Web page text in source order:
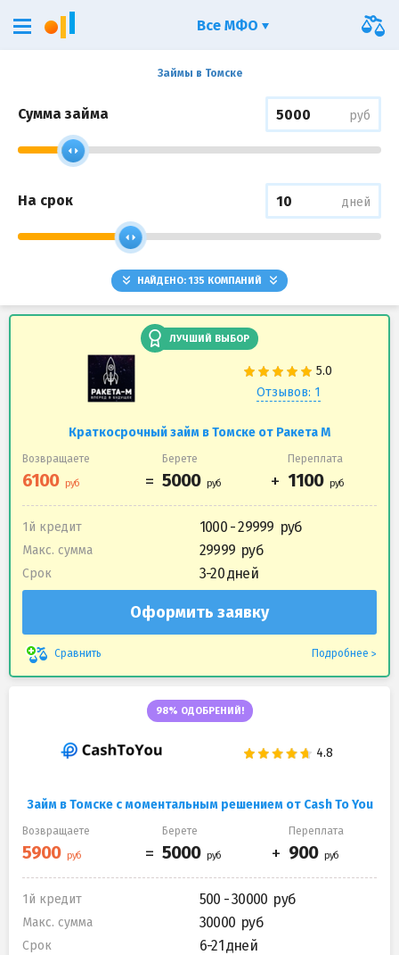
Займы в Томске
Сумма займа руб
На срок дней
НАЙДЕНО:135 КОМПАНИЙ
ЛУЧШИЙ ВЫБОР
Отзывов: 1
Краткосрочный займ в Томске от Ракета М
Возвращаете Берете Переплата
1й кредит 1000 - 29999
Макс. сумма 29999
Срок 3-20 дней
Оформить заявку
Сравнить Подробнее
98% ОДОБРЕНИЙ!
Займ в Томске с моментальным решением от Cash To You
Возвращаете Берете Переплата
1й кредит 500 - 30000
Макс. сумма 30000
Срок 6-21 дней
Все МФО